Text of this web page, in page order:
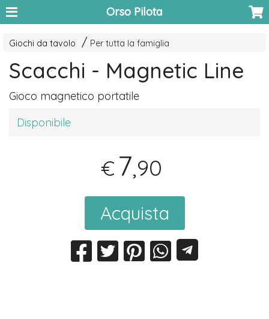
Orso Pilota
Giochi da tavolo Per tutta la famiglia
Scacchi - Magnetic Line
Gioco magnetico portatile
Disponibile
€ 7,90
Acquista